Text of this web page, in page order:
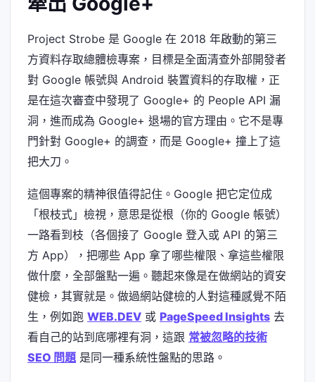
Project Strobe 是 Google 在 2018 年啟動的第三
方資料存取總體檢專案，目標是全面清查外部開發者
對 Google 帳號與 Android 裝置資料的存取權，正
是在這次審查中發現了 Google+ 的 People API 漏
洞，進而成為 Google+ 退場的官方理由。它不是專
門針對 Google+ 的調查，而是 Google+ 撞上了這
把大刀。
這個專案的精神很值得記住。Google 把它定位成
「根枝式」檢視，意思是從根（你的 Google 帳號）
一路看到枝（各個接了 Google 登入或 API 的第三
方 App），把哪些 App 拿了哪些權限、拿這些權限
做什麼，全部盤點一遍。聽起來像是在做網站的資安
健檢，其實就是。做過網站健檢的人對這種感覺不陌
生，例如跑 WEB.DEV 或 PageSpeed Insights 去
看自己的站到底哪裡有洞，這跟 常被忽略的技術
SEO 問題是同一種系統性盤點的思路。